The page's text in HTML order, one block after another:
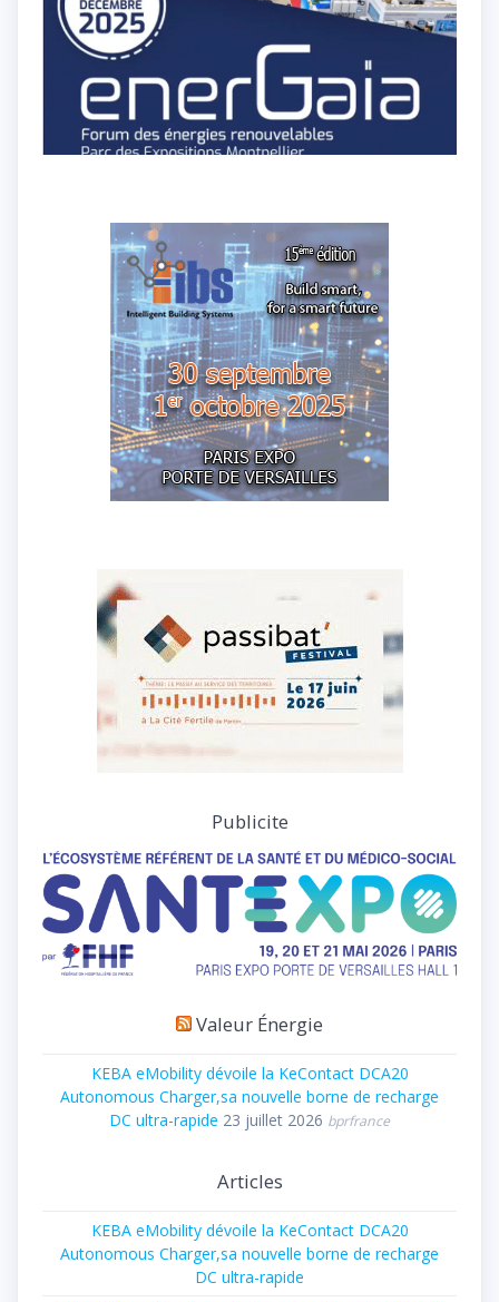
Publicite
Valeur Énergie
KEBA eMobility dévoile la KeContact DCA20
Autonomous Charger,sa nouvelle borne de recharge
DC ultra-rapide 23 juillet 2026 bprfrance
Articles
KEBA eMobility dévoile la KeContact DCA20
Autonomous Charger,sa nouvelle borne de recharge
DC ultra-rapide